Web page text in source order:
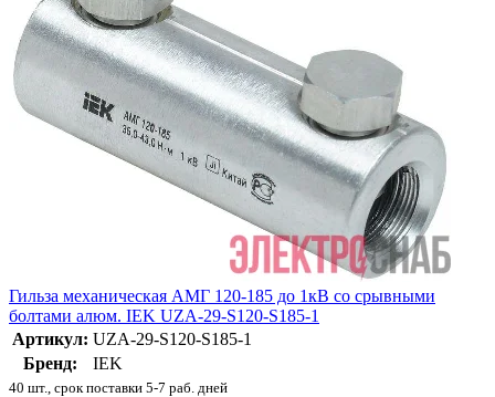
Гильза механическая АМГ 120-185 до 1кВ со срывными
болтами алюм. IEK UZA-29-S120-S185-1
Артикул: UZA-29-S120-S185-1
Бренд:
IEK
40 шт., срок поставки 5-7 раб. дней